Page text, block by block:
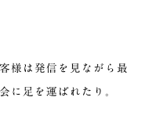
様は発信を見ながら最
に足を運ばれたり。